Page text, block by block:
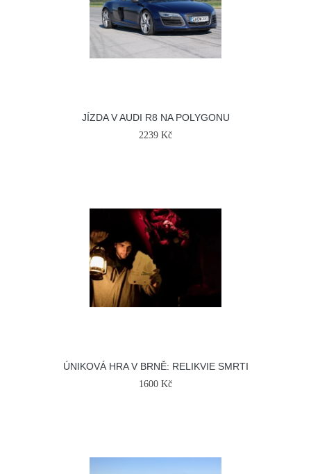
JÍZDA V AUDI R8 NA POLYGONU
2239 Kč
ÚNIKOVÁ HRA V BRNĚ: RELIKVIE SMRTI
1600 Kč